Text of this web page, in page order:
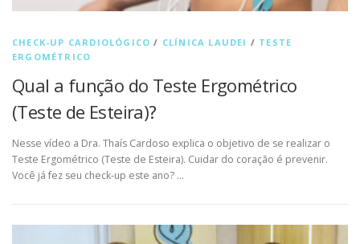
CHECK-UP CARDIOLÓGICO / CLÍNICA LAUDEI / TESTE
ERGOMÉTRICO
Qual a função do Teste Ergométrico
(Teste de Esteira)?
Nesse vídeo a Dra. Thaís Cardoso explica o objetivo de se realizar o
Teste Ergométrico (Teste de Esteira). Cuidar do coração é prevenir.
Você já fez seu check-up este ano? …